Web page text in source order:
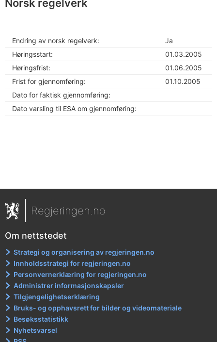
Norsk regelverk
Endring av norsk regelverk:
Ja
Høringsstart:
01.03.2005
Høringsfrist:
01.06.2005
Frist for gjennomføring:
01.10.2005
Dato for faktisk gjennomføring:
Dato varsling til ESA om gjennomføring:
Regjeringen.no
Om nettstedet
Strategi og organisering av regjeringen.no
Innholdsstrategi for regjeringen.no
Personvernerklæring for regjeringen.no
Administrer informasjonskapsler
Tilgjengelighetserklæring
Bruks- og opphavsrett for bilder og videomateriale
Besøksstatistikk
Nyhetsvarsel